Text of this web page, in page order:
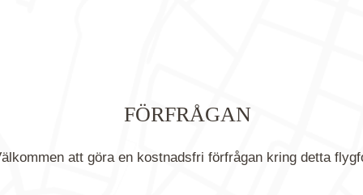
FÖRFRÅGAN
att göra en kostnadsfri förfrågan kring detta